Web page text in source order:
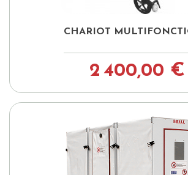
CHARIOT
2 400,00 €